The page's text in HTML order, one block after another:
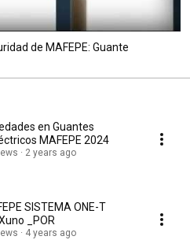
de MAFEPE: Guante
en Guantes
MAFEPE 2024
2 years ago
SISTEMA ONE-T
_POR
4 years ago